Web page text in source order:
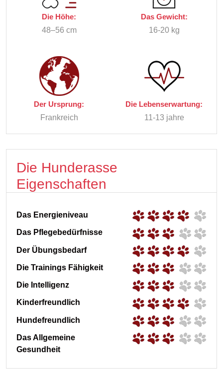
Die Höhe:
48–56 cm
Das Gewicht:
16-20 kg
Der Ursprung:
Frankreich
Die Lebenserwartung:
11-13 jahre
Die Hunderasse
Eigenschaften
Das Energieniveau
Das Pflegebedürfnisse
Der Übungsbedarf
Die Trainings Fähigkeit
Die Intelligenz
Kinderfreundlich
Hundefreundlich
Das Allgemeine
Gesundheit